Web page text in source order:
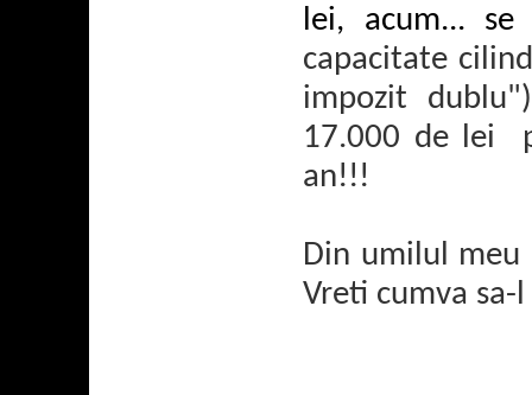
lei, acum... se
capacitate
impozit dublu")
17.000 de lei
an!!!
Din umilul
Vreti cumva sa-l